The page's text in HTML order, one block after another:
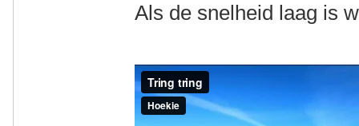
Als de snelheid laag is